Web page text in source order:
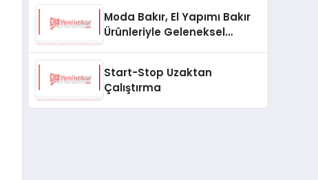
Moda Bakır, El Yapımı Bakır
Ürünleriyle Geleneksel
Start-Stop Uzaktan
Çalıştırma